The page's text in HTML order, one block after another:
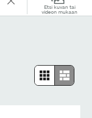
Etsi kuvan tai
videon mukaan